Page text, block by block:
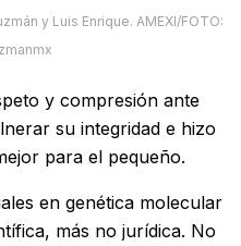
y Luis Enrique. AMEXI/FOTO:
y compresión ante
su integridad e hizo
para el pequeño.
en genética molecular
más no jurídica. No